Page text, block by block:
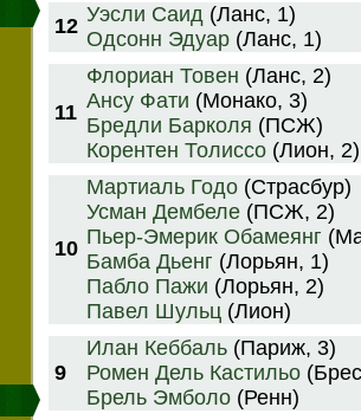
12 Уэсли Саид (Ланс, 1)
Одсонн Эдуар (Ланс, 1)
11
Флориан Товен (Ланс, 2)
Ансу Фати (Монако, 3)
Бредли Барколя (ПСЖ)
Корентен Толиссо (Лион, 2)
10
Мартиаль Годо (Страсбур)
Усман Дембеле (ПСЖ, 2)
Пьер-Эмерик Обамеянг
Бамба Дьенг (Лорьян, 1)
Пабло Пажи (Лорьян, 2)
Павел Шульц (Лион)
9
Илан Кеббаль (Париж, 3)
Ромен Дель Кастильо
Брель Эмболо (Ренн)